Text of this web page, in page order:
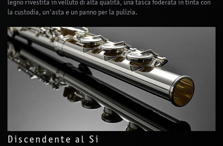
legno rivestita in velluto di alta qualità, una tasca foderata in tinta con
la custodia, un'asta e un panno per la pulizia.
Discendente al Si